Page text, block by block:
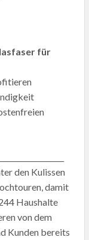
für
den Kulissen
damit
Haushalte
von dem
Kunden bereits